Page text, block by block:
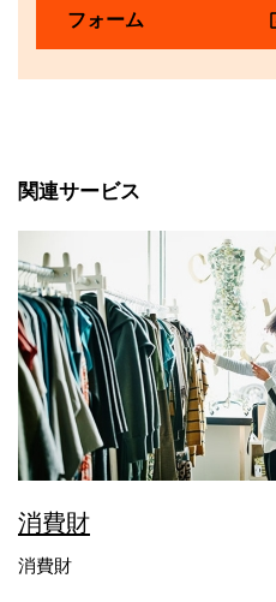
フォーム
関連サービス
消費財
消費財